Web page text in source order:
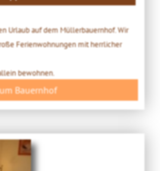
Urlaub auf dem Müllerbauernhof. Wir
Ferienwohnungen mit herrlicher
bewohnen.
Bauernhof